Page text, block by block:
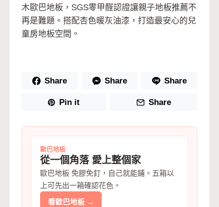
木歐巴地板，SGS零甲醛認證讓親子地板推薦不
再是難題。搭配杏色暖灰油漆，打造最安心的兒
童房地板空間。
Share Share Share
Pin it Share
歐巴地板
從一個角落 愛上整個家
歐巴地板 免膠免釘，自己就能鋪。五箱以
上可先出一箱確認花色。
看歐巴地板 →